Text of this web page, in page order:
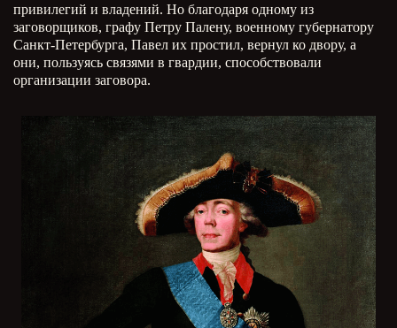
привилегий и владений. Но благодаря одному из
заговорщиков, графу Петру Палену, военному губернатору
Санкт-Петербурга, Павел их простил, вернул ко двору, а
они, пользуясь связями в гвардии, способствовали
организации заговора.